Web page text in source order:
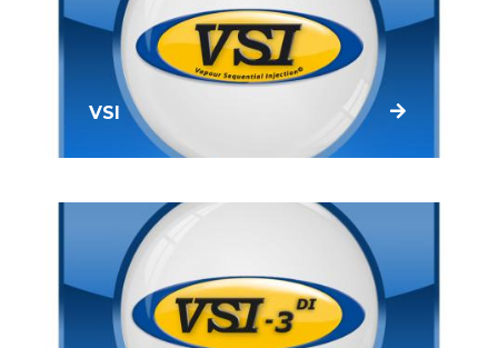
VSI
Het VSI systeem is het meest
geavanceerde dampvormige
is. Het is bij Prins ontwikkeld en compleet
aangepast voor de modernste motoren.